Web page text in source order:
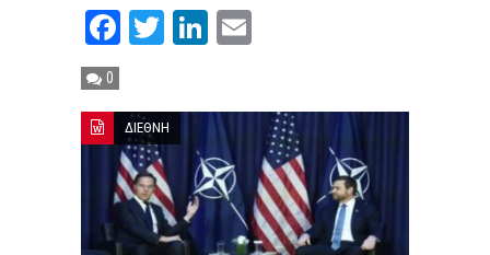
Facebook
TwitterLinkedIn
0
ΔΙΕΘΝΗ